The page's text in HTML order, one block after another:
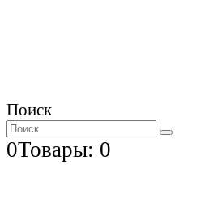
Поиск
0Товары: 0